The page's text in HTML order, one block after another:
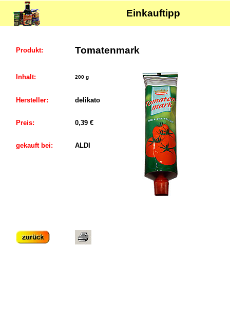
Einkauftipp
Produkt: Tomatenmark
Inhalt: 200 g
Hersteller: delikato
Preis: 0,39 €
gekauft bei: ALDI